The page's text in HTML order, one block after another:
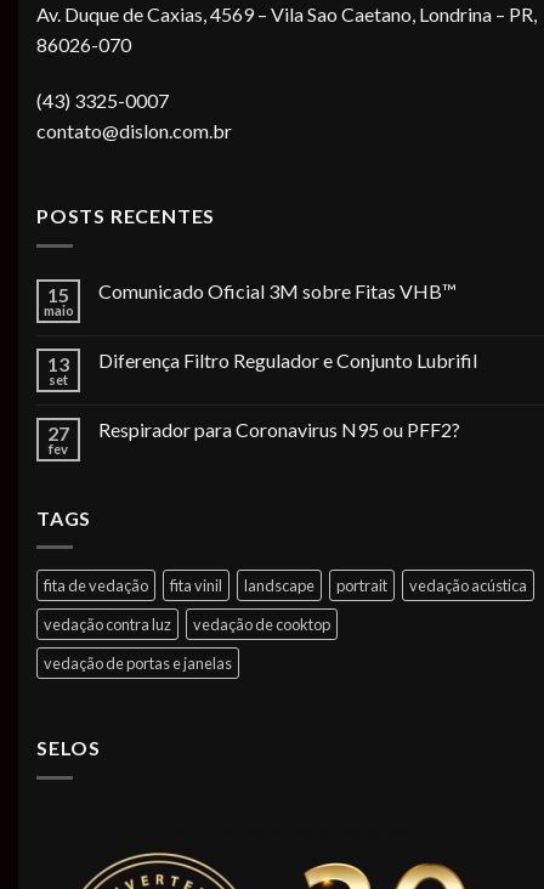
Av. Duque de Caxias, 4569 – Vila Sao Caetano, Londrina – PR,
86026-070
(43) 3325-0007
contato@dislon.com.br
POSTS RECENTES
15
maio
Comunicado Oficial 3M sobre Fitas VHB™
13
set
Diferença Filtro Regulador e Conjunto Lubrifil
27
fev
Respirador para Coronavirus N95 ou PFF2?
TAGS
fita de vedação fita vinil landscape portrait
vedação acústica
vedação contra luz
vedação de cooktop
vedação de portas e janelas
SELOS